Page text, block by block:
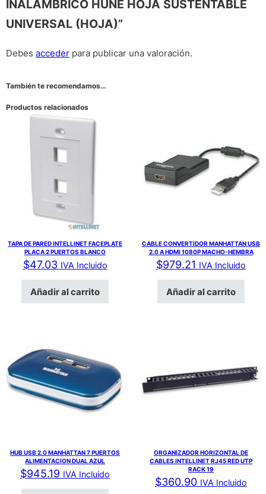
INALAMBRICO HUNE HOJA SUSTENTABLE
UNIVERSAL (HOJA)”
Debes acceder para publicar una valoración.
También te recomendamos…
Productos relacionados
TAPA DE PARED INTELLINET FACEPLATE
PLACA 2 PUERTOS BLANCO
$47.03 IVA Incluido
Añadir al carrito
CABLE CONVERTIDOR MANHATTAN USB
2.0 A HDMI 1080P MACHO-HEMBRA
$979.21 IVA Incluido
Añadir al carrito
HUB USB 2.0 MANHATTAN 7 PUERTOS
ALIMENTACION DUAL AZUL
$945.19 IVA Incluido
ORGANIZADOR HORIZONTAL DE
CABLES INTELLINET RJ45 RED UTP
RACK 19
$360.90 IVA Incluido